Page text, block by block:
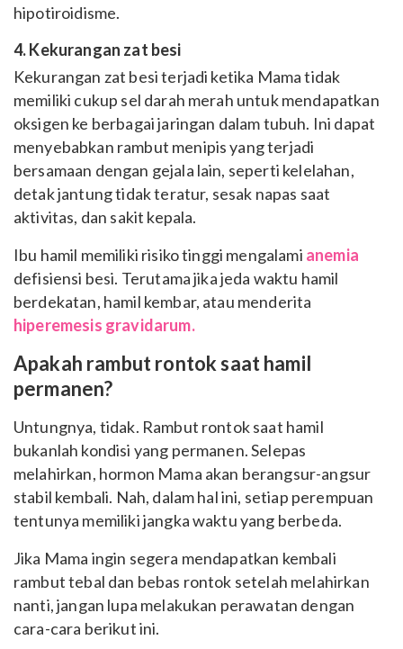
hipotiroidisme.
4. Kekurangan zat besi
Kekurangan zat besi terjadi ketika Mama tidak
memiliki cukup sel darah merah untuk mendapatkan
oksigen ke berbagai jaringan dalam tubuh. Ini dapat
menyebabkan rambut menipis yang terjadi
bersamaan dengan gejala lain, seperti kelelahan,
detak jantung tidak teratur, sesak napas saat
aktivitas, dan sakit kepala.
Ibu hamil memiliki risiko tinggi mengalami anemia
defisiensi besi. Terutama jika jeda waktu hamil
berdekatan, hamil kembar, atau menderita
hiperemesis gravidarum.
Apakah rambut rontok saat hamil
permanen?
Untungnya, tidak. Rambut rontok saat hamil
bukanlah kondisi yang permanen. Selepas
melahirkan, hormon Mama akan berangsur-angsur
stabil kembali. Nah, dalam hal ini, setiap perempuan
tentunya memiliki jangka waktu yang berbeda.
Jika Mama ingin segera mendapatkan kembali
rambut tebal dan bebas rontok setelah melahirkan
nanti, jangan lupa melakukan perawatan dengan
cara-cara berikut ini.